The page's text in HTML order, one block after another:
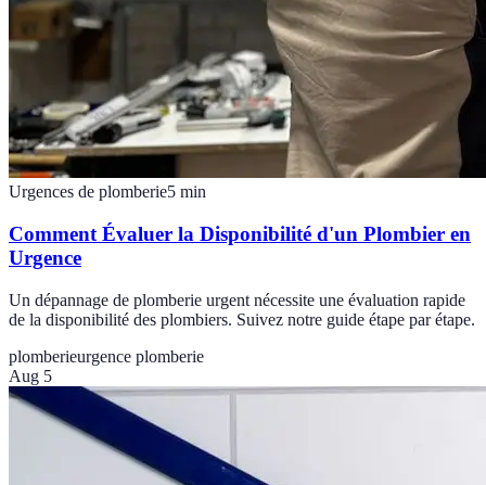
Urgences de plomberie5 min
Comment Évaluer la Disponibilité d'un Plombier en
Urgence
Un dépannage de plomberie urgent nécessite une évaluation rapide
de la disponibilité des plombiers. Suivez notre guide étape par étape.
plomberieurgence plomberie
Aug 5